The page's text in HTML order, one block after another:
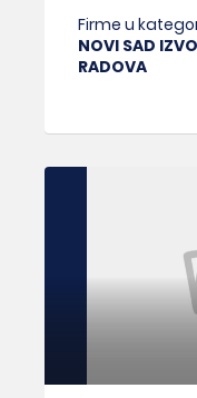
Firme u
NOVI SAD
RADOVA